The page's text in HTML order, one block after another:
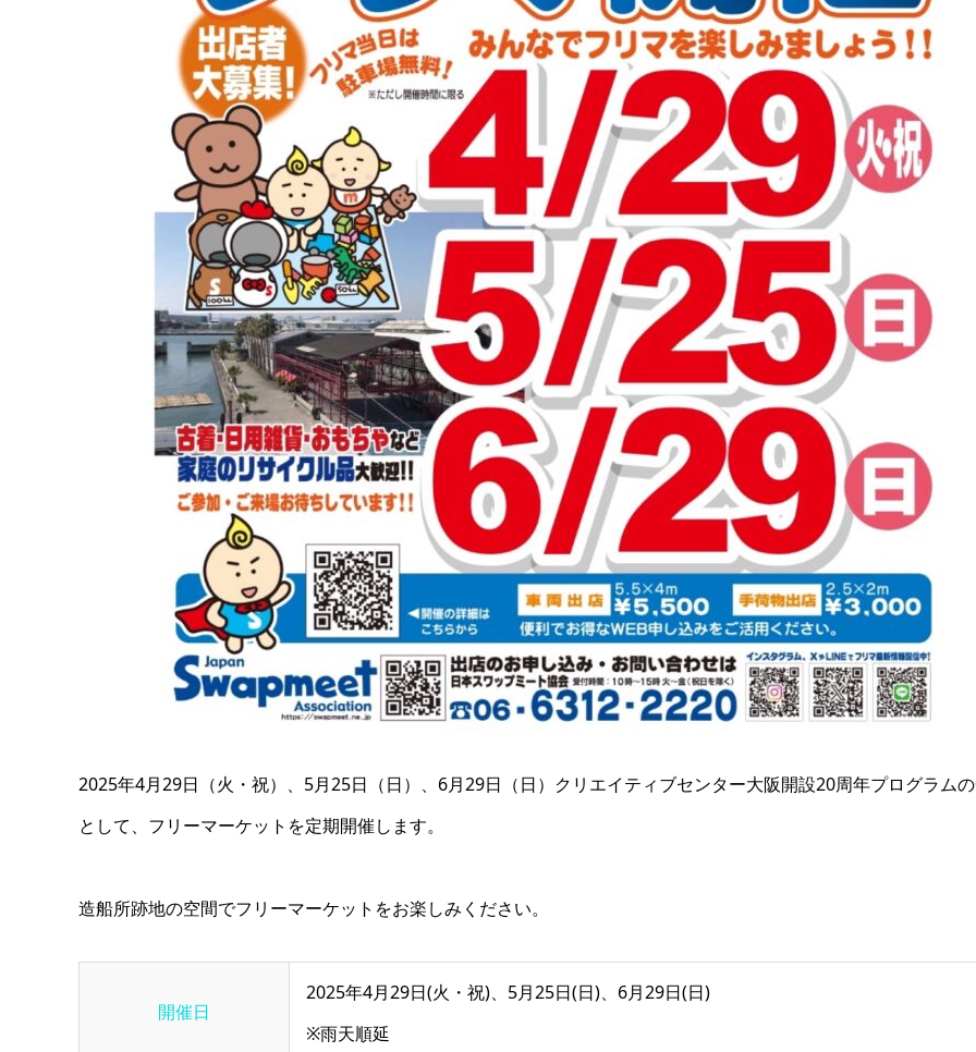
2025年4月29日（火・祝）、5月25日（日）、6月29日（日）クリエイティブセンター大阪開設20周年プログラム
として、フリーマーケットを定期開催します。
造船所跡地の空間でフリーマーケットをお楽しみください。
開催日
2025年4月29日(火・祝)、5月25日(日)、6月29日(日)
※雨天順延